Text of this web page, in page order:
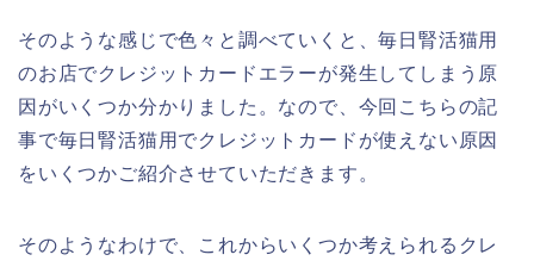
そのような感じで色々と調べていくと、毎日腎活猫用
のお店でクレジットカードエラーが発生してしまう原
因がいくつか分かりました。なので、今回こちらの記
事で毎日腎活猫用でクレジットカードが使えない原因
をいくつかご紹介させていただきます。
そのようなわけで、これからいくつか考えられるクレ